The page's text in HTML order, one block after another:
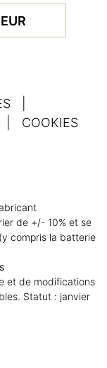
COOKIES
de +/- 10% et se
compris la batterie
et de modifications
Statut : janvier